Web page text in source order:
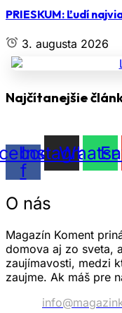
PRIESKUM: Ľudí
3. augusta 2026
Najčítanejšie
f
Instagram
O nás
Magazín Koment
domova aj zo sveta,
zaujímavosti, medzi
zaujme. Ak máš pre